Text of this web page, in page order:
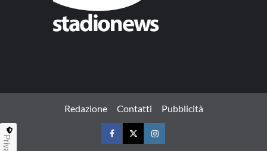
Redazione Contatti Pubblicità
FacebookTwitterInstagram